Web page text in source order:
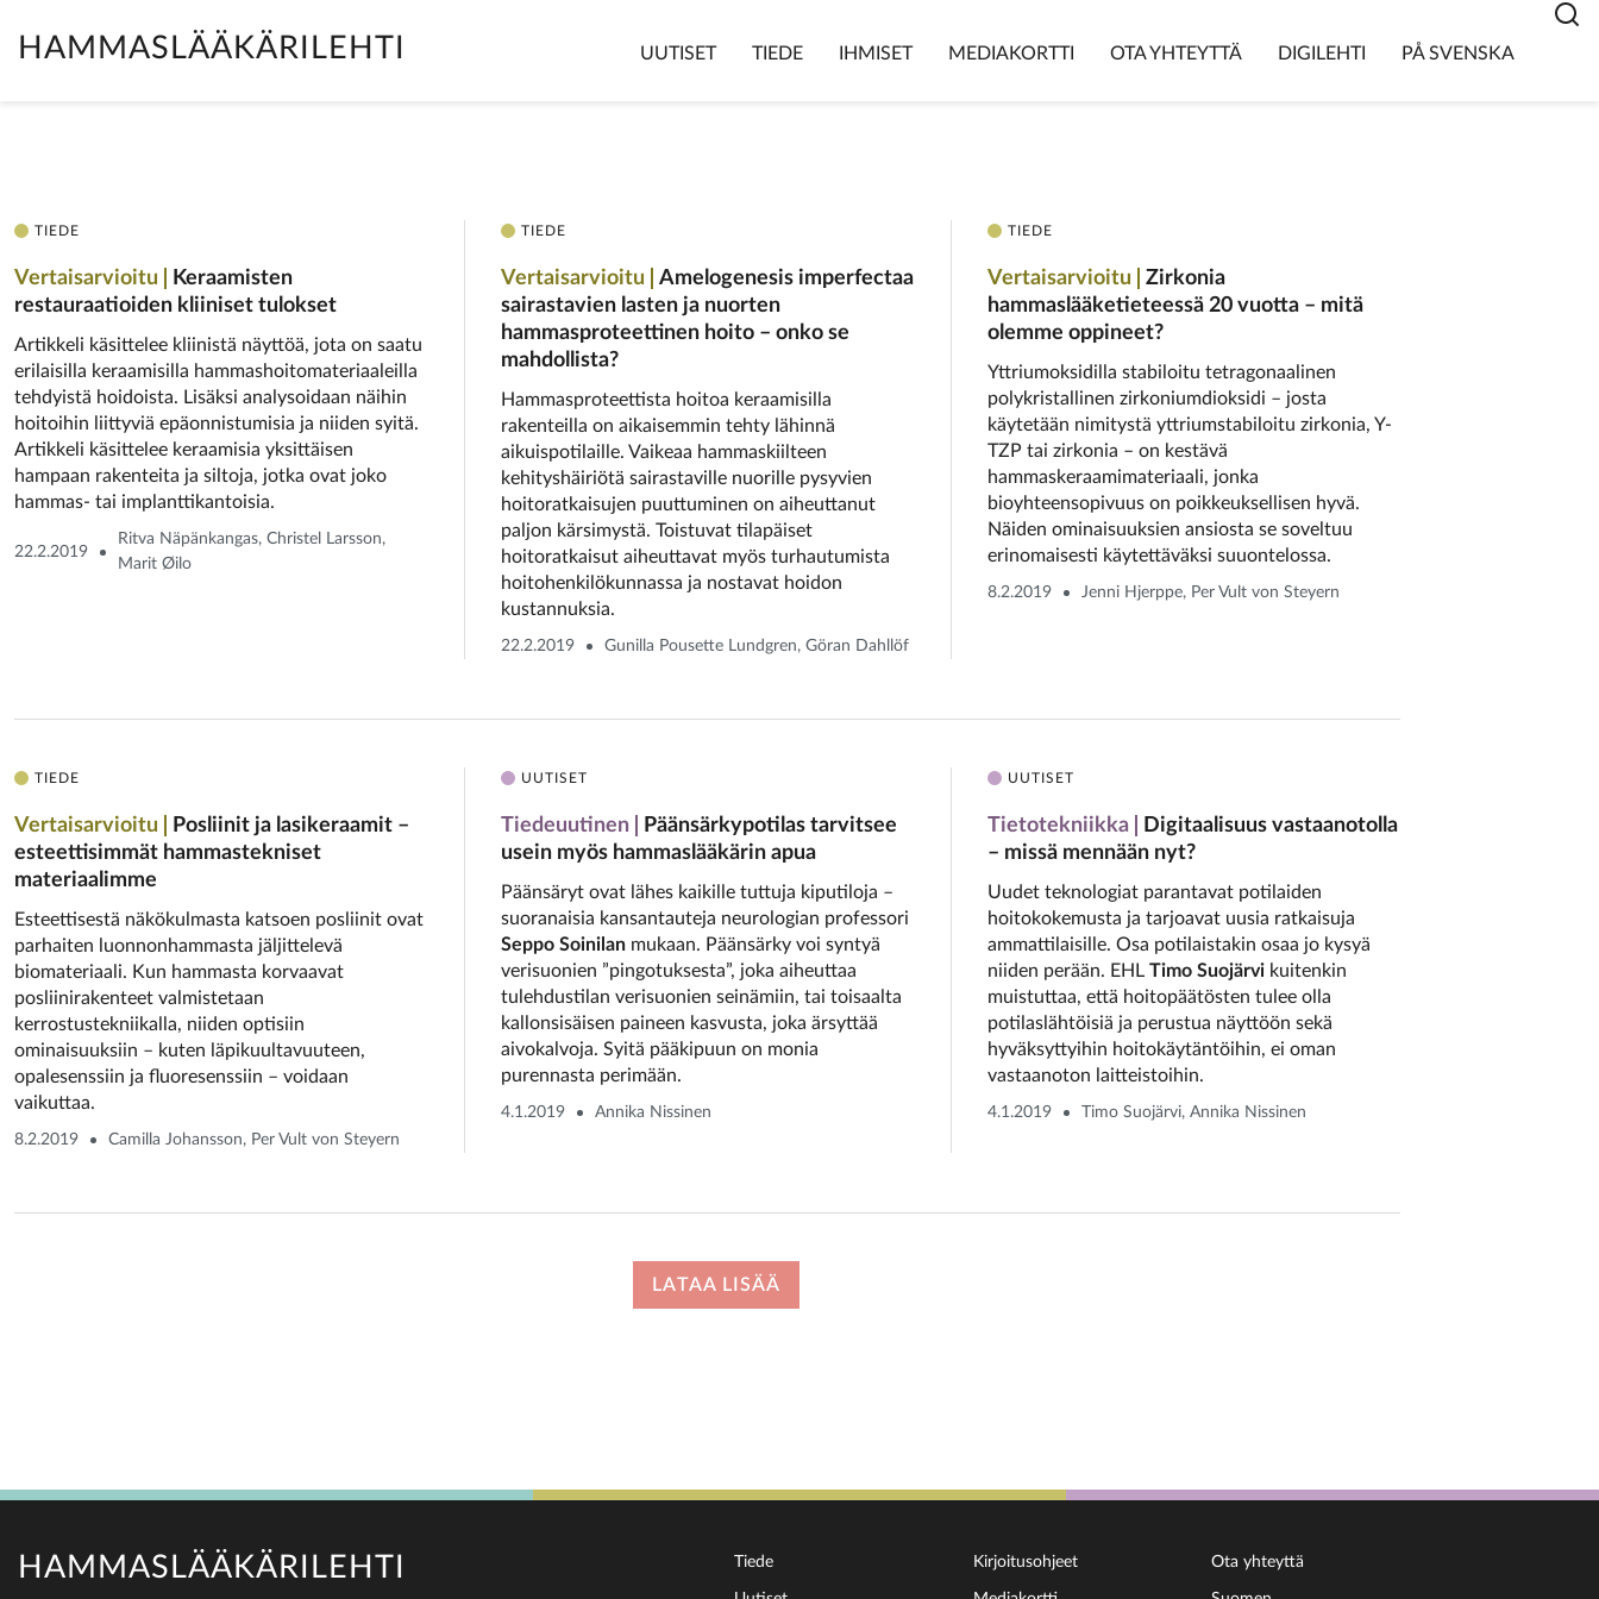
HAMMASLÄÄKÄRILEHTI UUTISET TIEDE IHMISET MEDIAKORTTI OTA YHTEYTTÄ DIGILEHTI PÅ SVENSKA
TIEDE
Vertaisarvioitu
Keraamisten
restauraatioiden kliiniset tulokset
Artikkeli käsittelee kliinistä näyttöä, jota on saatu
erilaisilla keraamisilla hammashoitomateriaaleilla
tehdyistä hoidoista. Lisäksi analysoidaan näihin
hoitoihin liittyviä epäonnistumisia ja niiden syitä.
Artikkeli käsittelee keraamisia yksittäisen
hampaan rakenteita ja siltoja, jotka ovat joko
hammas- tai implanttikantoisia.
22.2.2019
Ritva Näpänkangas, Christel Larsson,
Marit Øilo
TIEDE
Vertaisarvioitu
Amelogenesis imperfectaa
sairastavien lasten ja nuorten
hammasproteettinen hoito – onko se
mahdollista?
Hammasproteettista hoitoa keraamisilla
rakenteilla on aikaisemmin tehty lähinnä
aikuispotilaille. Vaikeaa hammaskiilteen
kehityshäiriötä sairastaville nuorille pysyvien
hoitoratkaisujen puuttuminen on aiheuttanut
paljon kärsimystä. Toistuvat tilapäiset
hoitoratkaisut aiheuttavat myös turhautumista
hoitohenkilökunnassa ja nostavat hoidon
kustannuksia.
22.2.2019 Gunilla Pousette Lundgren, Göran Dahllöf
TIEDE
Vertaisarvioitu
Zirkonia
hammaslääketieteessä 20 vuotta – mitä
olemme oppineet?
Yttriumoksidilla stabiloitu tetragonaalinen
polykristallinen zirkoniumdioksidi – josta
käytetään nimitystä yttriumstabiloitu zirkonia, Y-
TZP tai zirkonia – on kestävä
hammaskeraamimateriaali, jonka
bioyhteensopivuus on poikkeuksellisen hyvä.
Näiden ominaisuuksien ansiosta se soveltuu
erinomaisesti käytettäväksi suuontelossa.
8.2.2019 Jenni Hjerppe, Per Vult von Steyern
TIEDE
Vertaisarvioitu
Posliinit ja lasikeraamit –
esteettisimmät hammastekniset
materiaalimme
Esteettisestä näkökulmasta katsoen posliinit ovat
parhaiten luonnonhammasta jäljittelevä
biomateriaali. Kun hammasta korvaavat
posliinirakenteet valmistetaan
kerrostustekniikalla, niiden optisiin
ominaisuuksiin – kuten läpikuultavuuteen,
opalesenssiin ja fluoresenssiin – voidaan
vaikuttaa.
8.2.2019 Camilla Johansson, Per Vult von Steyern
UUTISET
Tiedeuutinen
Päänsärkypotilas tarvitsee
usein myös hammaslääkärin apua
Päänsäryt ovat lähes kaikille tuttuja kiputiloja –
suoranaisia kansantauteja neurologian professori
Seppo Soinilan mukaan. Päänsärky voi syntyä
verisuonien ”pingotuksesta”, joka aiheuttaa
tulehdustilan verisuonien seinämiin, tai toisaalta
kallonsisäisen paineen kasvusta, joka ärsyttää
aivokalvoja. Syitä pääkipuun on monia
purennasta perimään.
4.1.2019 Annika Nissinen
UUTISET
Tietotekniikka
Digitaalisuus vastaanotolla
– missä mennään nyt?
Uudet teknologiat parantavat potilaiden
hoitokokemusta ja tarjoavat uusia ratkaisuja
ammattilaisille. Osa potilaistakin osaa jo kysyä
niiden perään. EHL Timo Suojärvikuitenkin
muistuttaa, että hoitopäätösten tulee olla
potilaslähtöisiä ja perustua näyttöön sekä
hyväksyttyihin hoitokäytäntöihin, ei oman
vastaanoton laitteistoihin.
4.1.2019 Timo Suojärvi, Annika Nissinen
LATAA LISÄÄ
HAMMASLÄÄKÄRILEHTI Tiede Kirjoitusohjeet Ota yhteyttä